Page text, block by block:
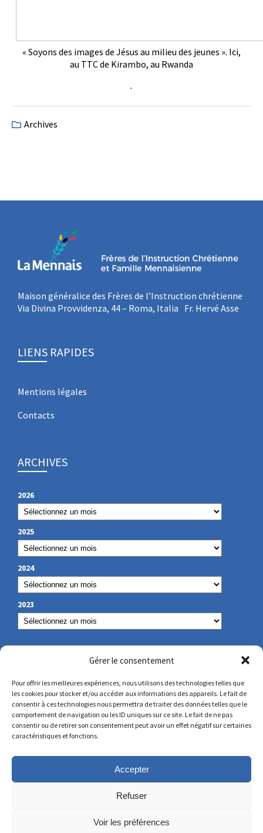
Gérer le consentement
Pour offrir les meilleures expériences, nous utilisons des technologies telles que
les cookies pour stocker et/ou accéder aux informations des appareils. Le fait de
consentir à ces technologies nous permettra de traiter des données telles que le
comportement de navigation ou les ID uniques sur ce site. Le fait de ne pas
consentir ou de retirer son consentement peut avoir un effet négatif sur certaines
caractéristiques et fonctions.
Accepter
Refuser
Voir les préférences
« Soyons des images de Jésus au milieu des jeunes ». Ici,
au TTC de Kirambo, au Rwanda
.
Archives
Maison généralice des Frères de l’Instruction chrétienne
Via Divina Provvidenza, 44 – Roma, Italia Fr. Hervé Asse
LIENS RAPIDES
Mentions légales
Contacts
ARCHIVES
2026
2025
2024
2023
NOS COORDONNÉES
secretariat@lamennais.org
protectionenfance@lamennais.org
© Copyright 2023 – Tous droits réservés – Réalisé